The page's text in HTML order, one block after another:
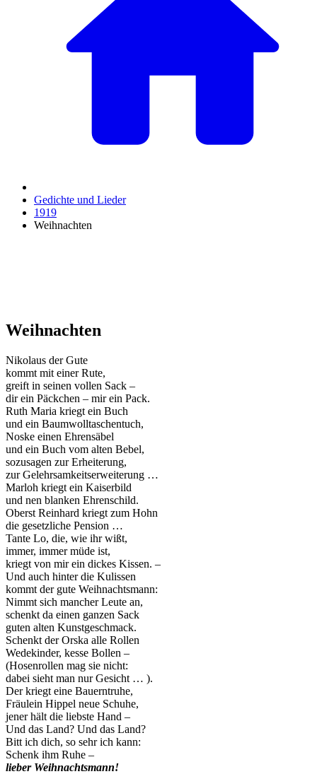
Gedichte und Lieder
1919
Weihnachten
Weihnachten
Nikolaus der Gute
kommt mit einer Rute,
greift in seinen vollen Sack –
dir ein Päckchen – mir ein Pack.
Ruth Maria kriegt ein Buch
und ein Baumwolltaschentuch,
Noske einen Ehrensäbel
und ein Buch vom alten Bebel,
sozusagen zur Erheiterung,
zur Gelehrsamkeitserweiterung …
Marloh kriegt ein Kaiserbild
und nen blanken Ehrenschild.
Oberst Reinhard kriegt zum Hohn
die gesetzliche Pension …
Tante Lo, die, wie ihr wißt,
immer, immer müde ist,
kriegt von mir ein dickes Kissen. –
Und auch hinter die Kulissen
kommt der gute Weihnachtsmann:
Nimmt sich mancher Leute an,
schenkt da einen ganzen Sack
guten alten Kunstgeschmack.
Schenkt der Orska alle Rollen
Wedekinder, kesse Bollen –
(Hosenrollen mag sie nicht:
dabei sieht man nur Gesicht … ).
Der kriegt eine Bauerntruhe,
Fräulein Hippel neue Schuhe,
jener hält die liebste Hand –
Und das Land? Und das Land?
Bitt ich dich, so sehr ich kann:
Schenk ihm Ruhe –
lieber Weihnachtsmann!